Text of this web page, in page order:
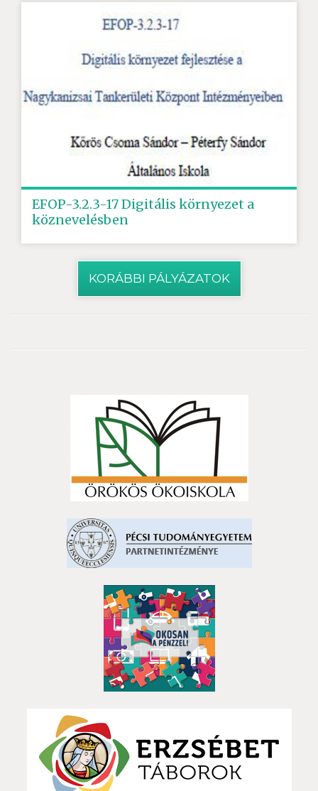
EFOP-3.2.3-17 Digitális környezet a
köznevelésben
KORÁBBI PÁLYÁZATOK